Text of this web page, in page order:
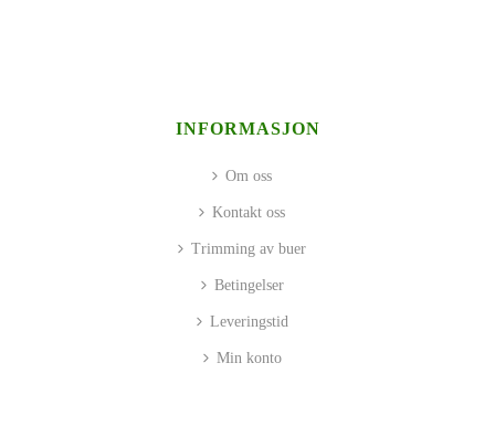
INFORMASJON
Om oss
Kontakt oss
Trimming av buer
Betingelser
Leveringstid
Min konto